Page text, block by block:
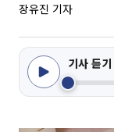
장유진 기자
기사 듣기